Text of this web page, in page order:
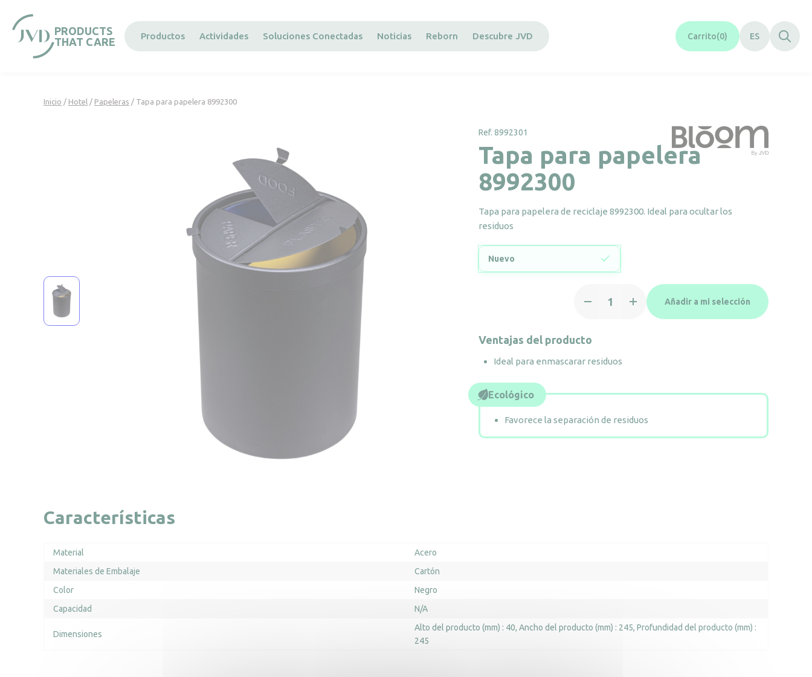
PRODUCTS
THAT CARE
Productos Actividades Soluciones Conectadas Noticias Reborn Descubre JVD Carrito 0 ES
Inicio / Hotel / Papeleras / Tapa para papelera 8992300
Ref. 8992301
Tapa para papelera
8992300
Tapa para papelera de reciclaje 8992300. Ideal para ocultar los
residuos
Nuevo
para
8992300
Añadir a mi selección
Ventajas del producto
Ideal para enmascarar residuos
Ecológico
Favorece la separación de residuos
Características
Material
Acero
Materiales de Embalaje
Cartón
Color
Negro
Capacidad
N/A
Dimensiones
Alto del producto (mm) : 40 Ancho del producto (mm) : 245 Profundidad del producto (mm) :
245